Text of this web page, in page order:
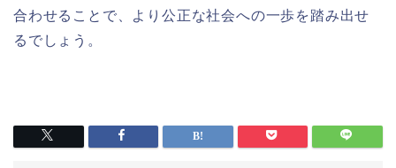
合わせることで、より公正な社会への一歩を踏み出せ
るでしょう。